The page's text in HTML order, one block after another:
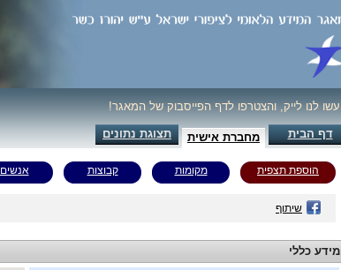
עשו לנו לייק, והצטרפו לדף הפייסבוק של המאגר!
דף הבית מחברת אישית תצוגת נתונים
הוספת תצפית מקומות קבוצות אנשים
שיתוף
מידע כללי